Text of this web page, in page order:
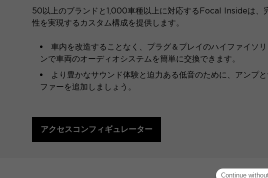
50以上のブランドと1,000車種以上に対応するFocal Insideは、
性を実現するカスタム構成を提供します。
車内を改造することなく、プラグ＆プレイのハイファイソリ
ンで車両のオーディオシステムを簡単に交換できます。
より豊かなサウンド体験と迫力ある低音のために、アンプ
ファーを追加しましょう。
アクセスコンフィギュレーター